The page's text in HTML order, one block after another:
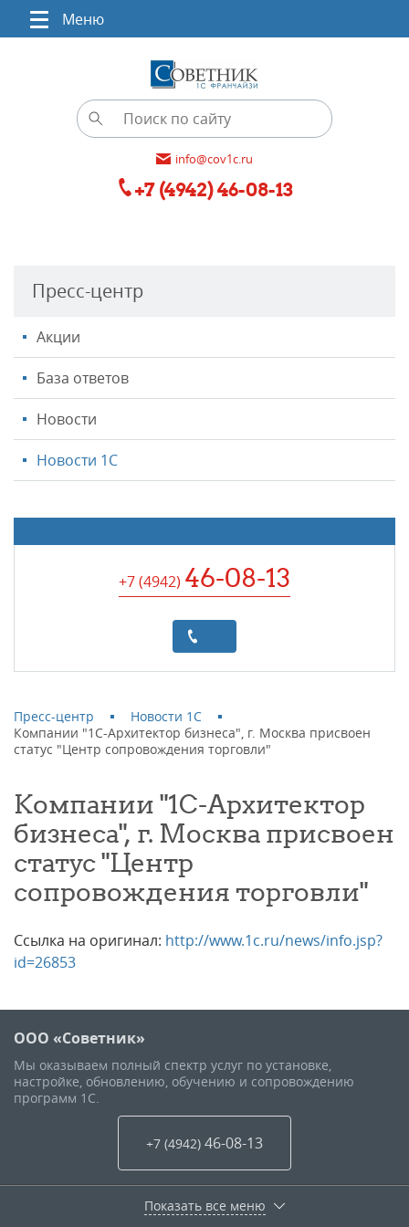
Меню
info@cov1c.ru
+7 (4942) 46-08-13
Пресс-центр
Акции
База ответов
Новости
Новости 1С
+7 (4942) 46-08-13
Пресс-центр
Новости 1С
Компании "1С-Архитектор бизнеса", г. Москва присвоен
статус "Центр сопровождения торговли"
Компании "1С-Архитектор
бизнеса", г. Москва присвоен
статус "Центр
сопровождения торговли"
Ссылка на оригинал: http://www.1c.ru/news/info.jsp?
id=26853
ООО «Советник»
Мы оказываем полный спектр услуг по установке,
настройке, обновлению, обучению и сопровождению
программ 1С.
+7 (4942) 46-08-13
Показать все меню